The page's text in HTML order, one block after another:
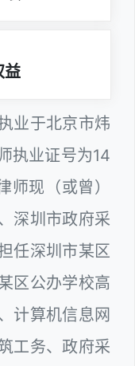
益
业于北京市炜
执业证号为14
现（或曾）
深圳市政府采
任深圳市某区
区公办学校高
计算机信息网
工务、政府采